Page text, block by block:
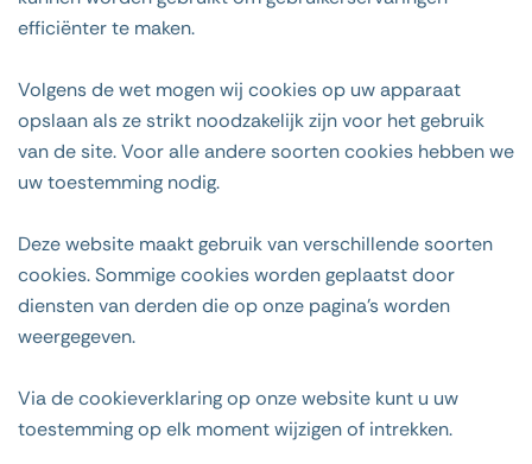
efficiënter te maken.
Volgens de wet mogen wij cookies op uw apparaat
opslaan als ze strikt noodzakelijk zijn voor het gebruik
van de site. Voor alle andere soorten cookies hebben we
uw toestemming nodig.
Deze website maakt gebruik van verschillende soorten
cookies. Sommige cookies worden geplaatst door
diensten van derden die op onze pagina's worden
weergegeven.
Via de cookieverklaring op onze website kunt u uw
toestemming op elk moment wijzigen of intrekken.